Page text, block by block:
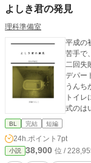
よしき君の発見
理科準備室
平成の
苦手で
二回失
デパー
うんち
トイ
式のは
BL 完結 短編
24h.ポイント 7pt
小説 38,900 位 /